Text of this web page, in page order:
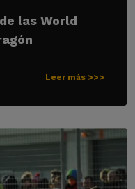
las World
Leer más >>>